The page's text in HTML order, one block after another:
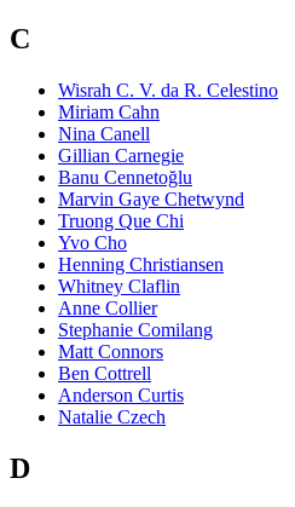
C
Wisrah C. V. da R. Celestino
Miriam Cahn
Nina Canell
Gillian Carnegie
Banu Cennetoğlu
Marvin Gaye Chetwynd
Truong Que Chi
Yvo Cho
Henning Christiansen
Whitney Claflin
Anne Collier
Stephanie Comilang
Matt Connors
Ben Cottrell
Anderson Curtis
Natalie Czech
D